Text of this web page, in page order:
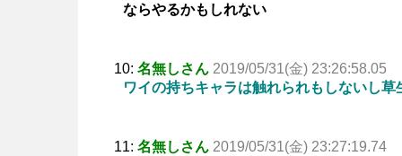
ならやるかもしれない
10: 名無しさん 2019/05/31(金) 23:26:58.05
ワイの持ちキャラは触れられもしないし草
11: 名無しさん 2019/05/31(金) 23:27:19.74